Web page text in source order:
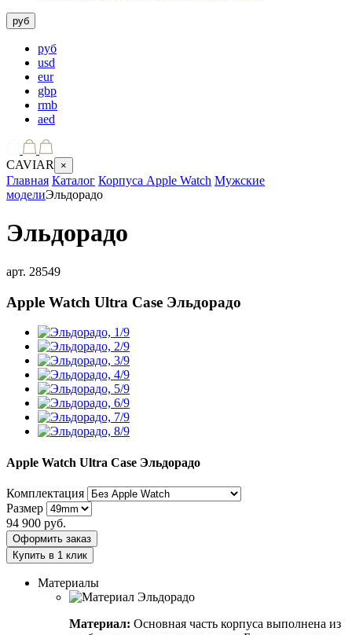
руб
руб
usd
eur
gbp
rmb
aed
CAVIAR ×
Главная Каталог Корпуса Apple Watch Мужские
моделиЭльдорадо
Эльдорадо
арт. 28549
Apple Watch Ultra Case Эльдорадо
Apple Watch Ultra Case Эльдорадо
Комплектация
Размер
94 900 руб.
Оформить заказ
Купить в 1 клик
Материалы
Материал: Основная часть корпуса выполнена из